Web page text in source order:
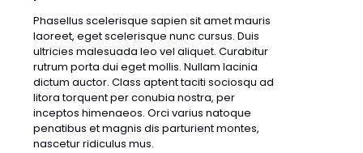
Phasellus scelerisque sapien sit amet mauris
laoreet, eget scelerisque nunc cursus. Duis
ultricies malesuada leo vel aliquet. Curabitur
rutrum porta dui eget mollis. Nullam lacinia
dictum auctor. Class aptent taciti sociosqu ad
litora torquent per conubia nostra, per
inceptos himenaeos. Orci varius natoque
penatibus et magnis dis parturient montes,
nascetur ridiculus mus.